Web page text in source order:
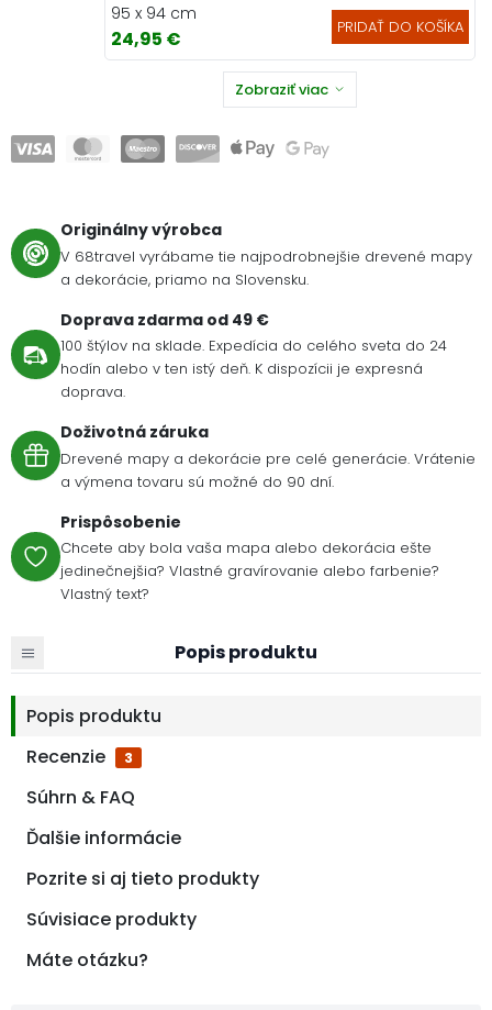
95 x 94 cm
24,95 € PRIDAŤ DO KOŠÍKA
Zobraziť viac
Originálny výrobca
V 68travel vyrábame tie najpodrobnejšie drevené mapy
a dekorácie, priamo na Slovensku.
Doprava zdarma od 49 €
100 štýlov na sklade. Expedícia do celého sveta do 24
hodín alebo v ten istý deň. K dispozícii je expresná
doprava.
Doživotná záruka
Drevené mapy a dekorácie pre celé generácie. Vrátenie
a výmena tovaru sú možné do 90 dní.
Prispôsobenie
Chcete aby bola vaša mapa alebo dekorácia ešte
jedinečnejšia? Vlastné gravírovanie alebo farbenie?
Vlastný text?
Popis produktu
Popis produktu
Recenzie
3
Súhrn & FAQ
Ďalšie informácie
Pozrite si aj tieto produkty
Súvisiace produkty
Máte otázku?